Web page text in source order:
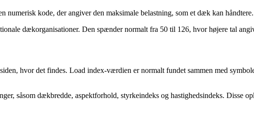
numerisk kode, der angiver den maksimale belastning, som et dæk kan
dækorganisationer. Den spænder normalt fra 50 til 126, hvor højere tal
hvor det findes. Load index-værdien er normalt fundet sammen med
såsom dækbredde, aspektforhold, styrkeindeks og hastighedsindeks. Disse